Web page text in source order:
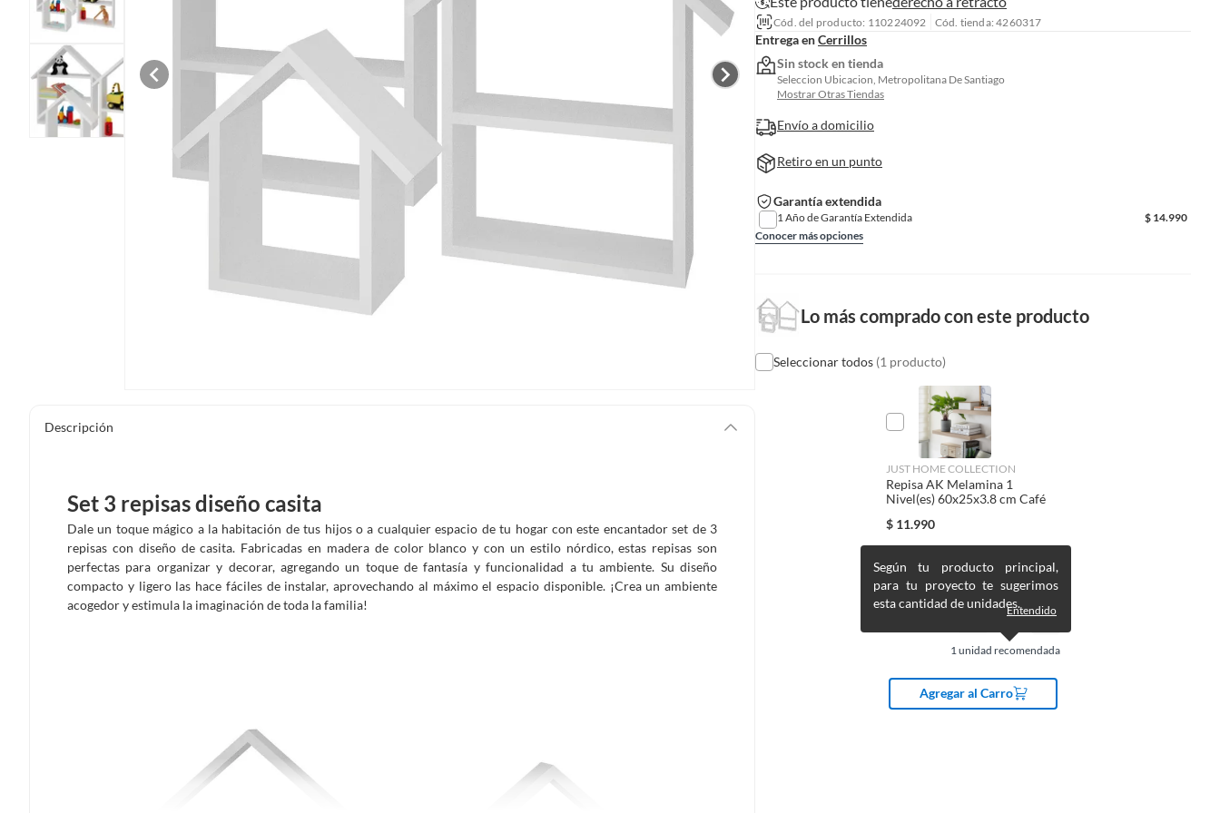
Descripción
Set 3 repisas diseño casita
Dale un toque mágico a la habitación de tus hijos o a cualquier espacio de tu hogar con este encantador set de 3
repisas con diseño de casita. Fabricadas en madera de color blanco y con un estilo nórdico, estas repisas son
perfectas para organizar y decorar, agregando un toque de fantasía y funcionalidad a tu ambiente. Su diseño
compacto y ligero las hace fáciles de instalar, aprovechando al máximo el espacio disponible. ¡Crea un ambiente
acogedor y estimula la imaginación de toda la familia!
Cód. del producto: 110224092 Cód. tienda: 4260317
Entrega enCerrillos
Sin stock en tienda
Seleccion Ubicacion, Metropolitana De Santiago
Mostrar Otras Tiendas
Envío a domicilio
Retiro en un punto
Garantía extendida
1 Año de Garantía Extendida $ 14.990
Conocer más opciones
Lo más comprado con este producto
Seleccionar todos (1 producto)
JUST HOME COLLECTION
Repisa AK Melamina 1
Nivel(es) 60x25x3.8 cm Café
$ 11.990
1 unidad recomendada
Según tu producto principal,
para tu proyecto te sugerimos
esta cantidad de unidades.Entendido
Agregar al Carro